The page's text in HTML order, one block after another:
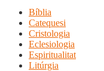
Bíblia
Catequesi
Cristologia
Eclesiologia
Espiritualitat
Litúrgia